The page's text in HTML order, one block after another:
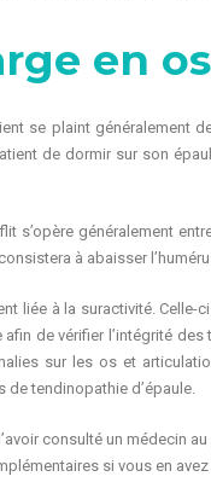
en
se plaint
de dormir sur son
s’opère généralement
à abaisser
liée à la suractivité.
afin de vérifier l’intégrité
sur les os et
de tendinopathie d’épaule.
consulté un médecin
si vous en